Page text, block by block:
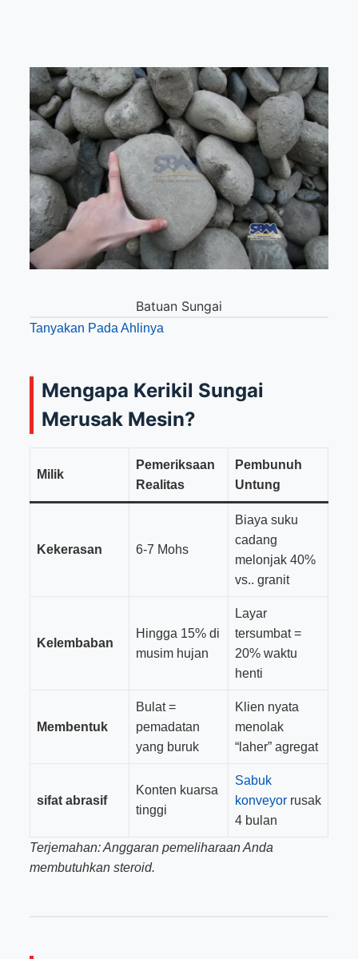
Batuan Sungai
Tanyakan Pada Ahlinya
Mengapa Kerikil Sungai
Merusak Mesin?
Milik
Pemeriksaan
Realitas
Pembunuh
Untung
Kekerasan 6-7 Mohs
Biaya suku
cadang
melonjak 40%
vs.. granit
Kelembaban
Hingga 15% di
musim hujan
Layar
tersumbat =
20% waktu
henti
Membentuk
Bulat =
pemadatan
yang buruk
Klien nyata
menolak
“laher” agregat
sifat abrasif
Konten kuarsa
tinggi
Sabuk
konveyorrusak
4 bulan
Terjemahan: Anggaran pemeliharaan Anda
membutuhkan steroid.